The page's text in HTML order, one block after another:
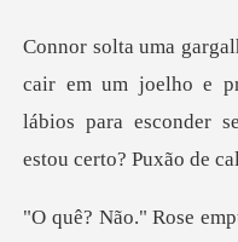
um joelho e
lábios para esconder s